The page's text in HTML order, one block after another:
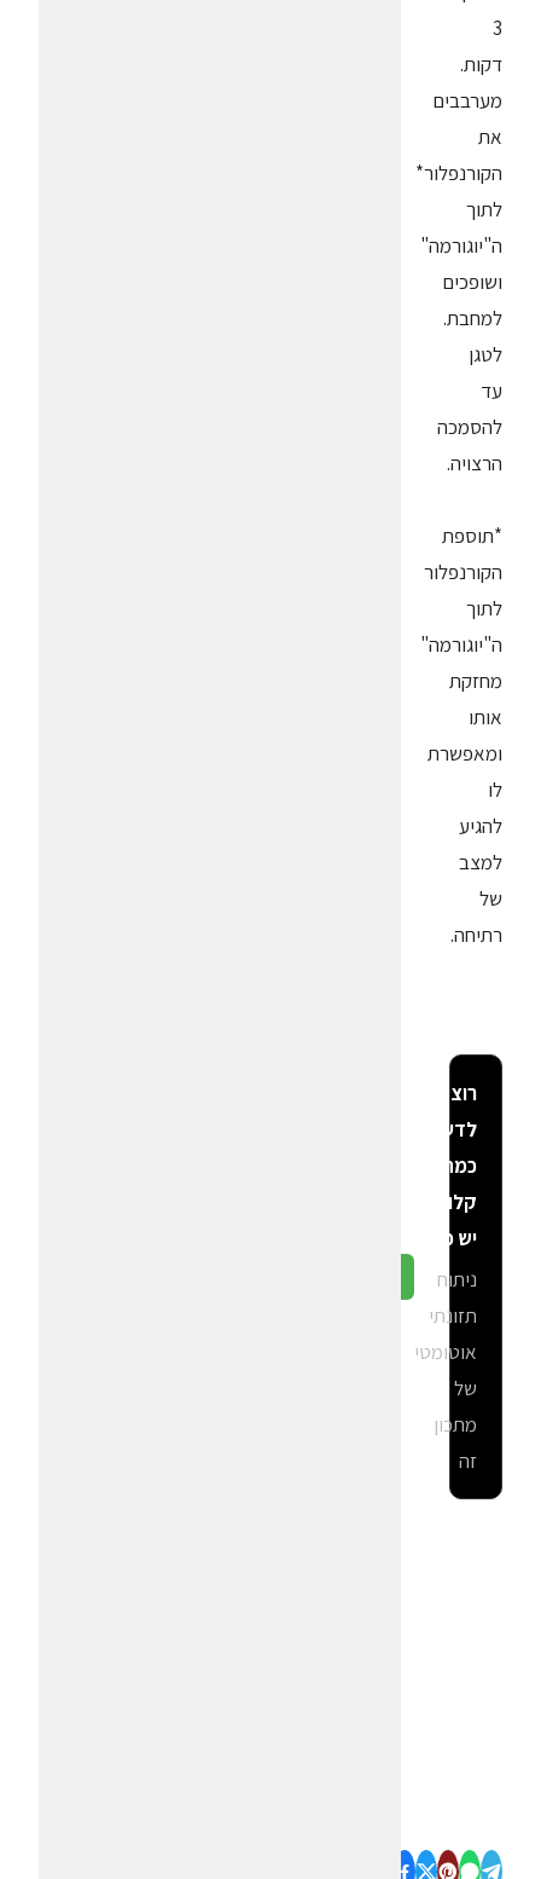
3
דקות.
מערבבים
את
הקורנפלור*
לתוך
ה"יוגורמה"
ושופכים
למחבת.
לטגן
עד
להסמכה
הרצויה.
*תוספת
הקורנפלור
לתוך
ה"יוגורמה"
מחזקת
אותו
ומאפשרת
לו
להגיע
למצב
של
רתיחה.
רוצה
לדעת
כמה
קלוריות
יש פה?
ניתוח
תזונתי
אוטומטי
של
מתכון
זה